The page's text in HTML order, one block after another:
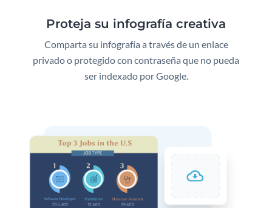
Proteja su infografía creativa
Comparta su infografía a través de un enlace
privado o protegido con contraseña que no pueda
ser indexado por Google.